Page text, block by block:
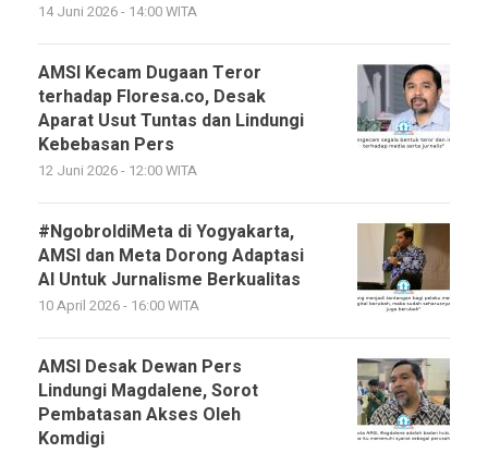
14 Juni 2026 - 14:00 WITA
AMSI Kecam Dugaan Teror
terhadap Floresa.co, Desak
Aparat Usut Tuntas dan Lindungi
Kebebasan Pers
12 Juni 2026 - 12:00 WITA
#NgobroldiMeta di Yogyakarta,
AMSI dan Meta Dorong Adaptasi
AI Untuk Jurnalisme Berkualitas
10 April 2026 - 16:00 WITA
AMSI Desak Dewan Pers
Lindungi Magdalene, Sorot
Pembatasan Akses Oleh
Komdigi